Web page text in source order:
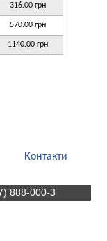
316.00 грн
570.00 грн
1140.00 грн
Контакти
888-000-3